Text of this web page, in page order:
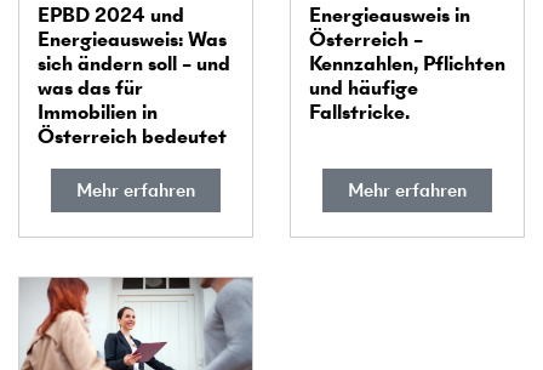
EPBD 2024 und
Energie­ausweis: Was
sich ändern soll – und
was das für
Immobilien in
Österreich bedeutet
Mehr erfahren
Energie­ausweis in
Österreich –
Kennzahlen, Pflichten
und häufige
Fallstricke.
Mehr erfahren